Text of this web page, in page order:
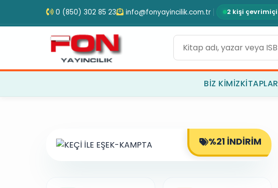
0 (850) 302 85 23 info@fonyayincilik.com.tr 2 kişi çevrimiçi
BIZ KIMIZKITAPLAR
%21 İNDİRİM